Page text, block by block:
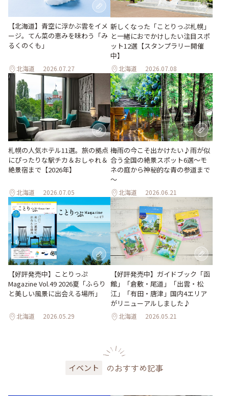
【北海道】青空に浮かぶ雲をイメ
ージ。てん菜の恵みを味わう「み
るくのくも」
北海道 2026.07.27
新しくなった「ことりっぷ札幌」
と一緒におでかけしたい注目スポ
ット12選【スタンプラリー開催
中】
北海道 2026.07.08
札幌の人気ホテル11選。旅の拠点
にぴったりな駅チカ＆おしゃれ＆
絶景宿まで【2026年】
北海道 2026.07.05
梅雨の今こそ出かけたい♪雨が似
合う全国の絶景スポット6選～モ
ネの庭から神秘的な青の参道まで
～
北海道 2026.06.21
【好評発売中】ことりっぷ
Magazine Vol.49 2026夏「ふらり
と美しい風景に出会える場所」
北海道 2026.05.29
【好評発売中】ガイドブック「函
館」「倉敷・尾道」「出雲・松
江」「有田・唐津」国内4エリア
がリニューアルしました♪
北海道 2026.05.21
イベント のおすすめ記事